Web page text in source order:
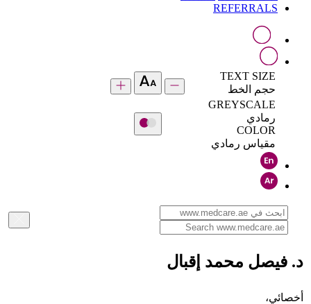
REFERRALS
TEXT SIZE
حجم الخط
GREYSCALE
رمادي
COLOR
مقياس رمادي
د. فيصل محمد إقبال
أخصائي،